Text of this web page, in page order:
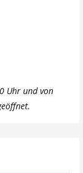
Uhr und von